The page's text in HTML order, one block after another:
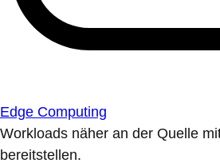
Edge Computing
Workloads näher an der Quelle
bereitstellen.